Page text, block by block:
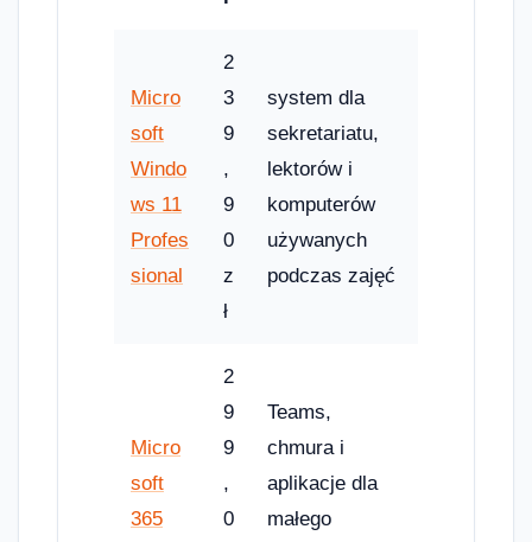
Micro
soft
Windo
ws 11
Profes
sional
2
3
9
,
9
0
z
ł
system dla
sekretariatu,
lektorów i
komputerów
używanych
podczas zajęć
Micro
soft
365
2
9
9
,
0
Teams,
chmura i
aplikacje dla
małego